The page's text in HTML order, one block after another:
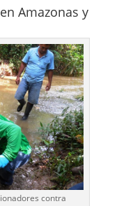
Amazonas y
contra